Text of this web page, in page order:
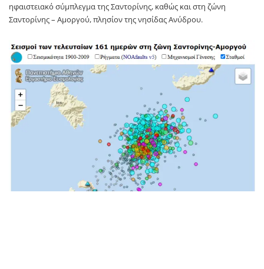
ηφαιστειακό σύμπλεγμα της Σαντορίνης, καθώς και στη ζώνη
Σαντορίνης – Αμοργού, πλησίον της νησίδας Ανύδρου.